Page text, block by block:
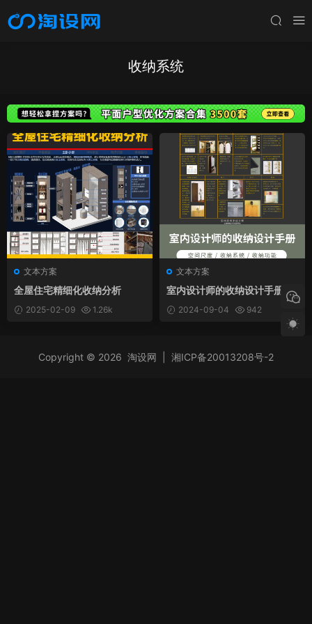
收纳系统
文本方案
全屋住宅精细化收纳分析
2025-02-09 1.26k
文本方案
室内设计师的收纳设计手册 |
空间尺度 收纳系统 收纳功能资
料
2024-09-04 942
Copyright © 2026 淘设网 湘ICP备20013208号-2